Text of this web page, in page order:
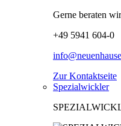
Gerne beraten
+49 5941 604-0
Zur Kontaktseite
Spezialwickler